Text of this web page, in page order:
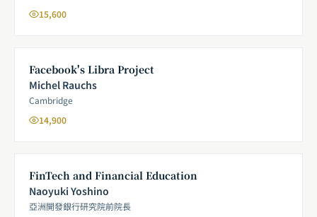
15,600
Facebook's Libra Project
Michel Rauchs
Cambridge
14,900
FinTech and Financial Education
Naoyuki Yoshino
亞洲開發銀行研究院前院長